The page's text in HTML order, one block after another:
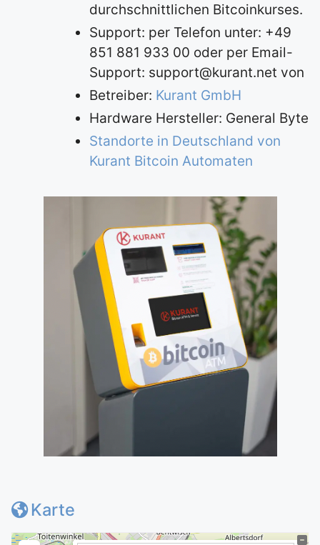
durchschnittlichen Bitcoinkurses.
Support: per Telefon unter: +49
851 881 933 00 oder per Email-
Support: support@kurant.net von
Betreiber: Kurant GmbH
Hardware Hersteller: General Byte
Standorte in Deutschland von
Kurant Bitcoin Automaten
Karte